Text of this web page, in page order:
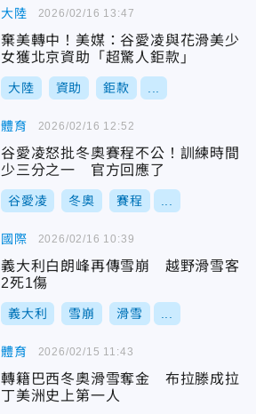
大陸
棄美轉中！美媒：谷愛凌與花滑美少
女獲北京資助「超驚人鉅款」
大陸 資助 鉅款
2026/02/16 13:47
體育
谷愛凌怒批冬奧賽程不公！訓練時間
少三分之一 官方回應了
谷愛凌 冬奧 賽程
2026/02/16 12:52
國際
義大利白朗峰再傳雪崩 越野滑雪客
2死1傷
義大利 雪崩 滑雪
2026/02/16 10:39
體育
轉籍巴西冬奧滑雪奪金 布拉滕成拉
丁美洲史上第一人
2026/02/15 11:43